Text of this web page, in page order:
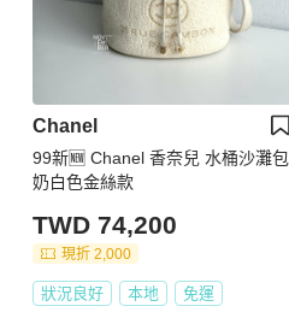
Chanel
99新🆕 Chanel 香奈兒 水桶沙灘包
奶白色金絲款
TWD 74,200
現折 2,000
狀況良好 本地 免運